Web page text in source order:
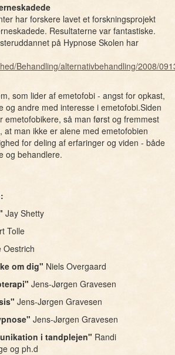
har forskere lavet et forskningsprojekt
Resultaterne var fantastiske.
på Hypnose Skolen har
Behandling/alternativbehandling/2008/
som lider af emetofobi - angst for opkast,
og andre med interesse i emetofobi.Siden
så man først og fremmest
at man ikke er alene med emetofobien
for deling af erfaringer og viden - både
og behandlere.
Jay Shetty
Tolle
Oestrich
om dig" Niels Overgaard
Jens-Jørgen Gravesen
Jens-Jørgen Gravesen
Jens-Jørgen Gravesen
i tandplejen" Randi
og ph.d